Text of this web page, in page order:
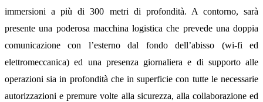
immersioni a più di 300 metri di profondità. A contorno, sarà
presente una poderosa macchina logistica che prevede una doppia
comunicazione con l’esterno dal fondo dell’abisso (wi-fi ed
elettromeccanica) ed una presenza giornaliera e di supporto alle
operazioni sia in profondità che in superficie con tutte le necessarie
autorizzazioni e premure volte alla sicurezza, alla collaborazione ed